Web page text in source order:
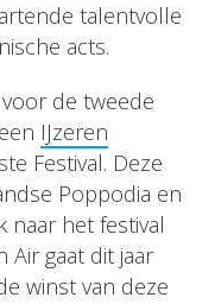
talentvolle
acts.
de tweede
IJzeren
Festival. Deze
Poppodia en
naar het festival
Air gaat dit jaar
winst van deze